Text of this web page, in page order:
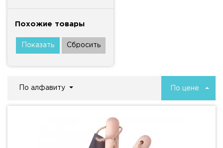
Похожие товары
По алфавиту По цене